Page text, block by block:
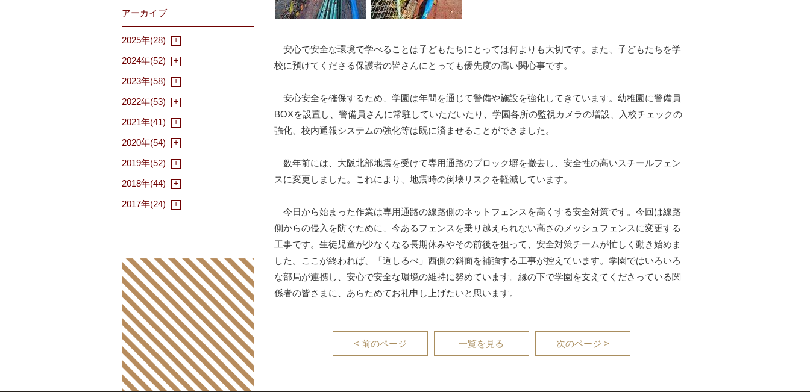
安心で安全な環境で学べることは子どもたちにとっては何よりも大切です。また、子どもたちを学
校に預けてくださる保護者の皆さんにとっても優先度の高い関心事です。
安心安全を確保するため、学園は年間を通じて警備や施設を強化してきています。幼稚園に警備員
BOXを設置し、警備員さんに常駐していただいたり、学園各所の監視カメラの増設、入校チェックの
強化、校内通報システムの強化等は既に済ませることができました。
数年前には、大阪北部地震を受けて専用通路のブロック塀を撤去し、安全性の高いスチールフェン
スに変更しました。これにより、地震時の倒壊リスクを軽減しています。
今日から始まった作業は専用通路の線路側のネットフェンスを高くする安全対策です。今回は線路
側からの侵入を防ぐために、今あるフェンスを乗り越えられない高さのメッシュフェンスに変更する
工事です。生徒児童が少なくなる長期休みやその前後を狙って、安全対策チームが忙しく動き始めま
した。ここが終われば、「道しるべ」西側の斜面を補強する工事が控えています。学園ではいろいろ
な部局が連携し、安心で安全な環境の維持に努めています。縁の下で学園を支えてくださっている関
係者の皆さまに、あらためてお礼申し上げたいと思います。
< 前のページ 一覧を見る 次のページ >
アーカイブ
2025年(28)
2024年(52)
2023年(58)
2022年(53)
2021年(41)
2020年(54)
2019年(52)
2018年(44)
2017年(24)